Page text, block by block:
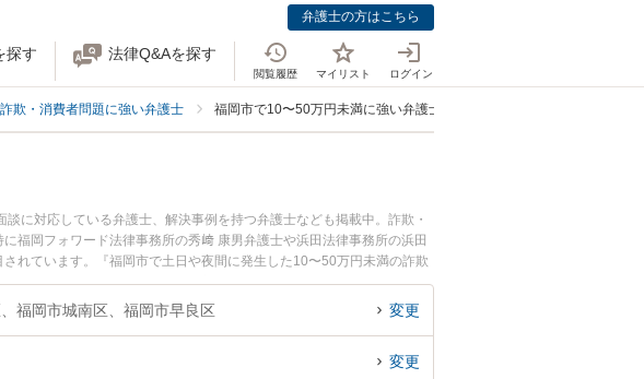
弁護士の方はこちら
探す 法律Q&Aを探す
閲覧履歴 マイリスト ログイン
欺・消費者問題に強い弁護士 福岡市で10〜50万円未満に強い弁護士
に対応している弁護士、解決事例を持つ弁護士なども掲載中。詐欺・
福岡フォワード法律事務所の秀﨑 康男弁護士や浜田法律事務所の浜田
れています。『福岡市で土日や夜間に発生した10〜50万円未満の詐欺
近くの弁護士を検索したい』『初回相談無料で10〜50万円未満の詐欺
福岡市城南区、福岡市早良区 変更
変更